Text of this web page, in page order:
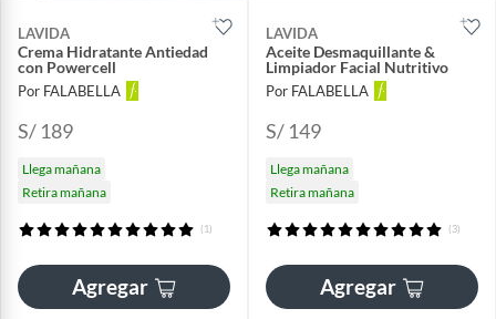
LAVIDA
Crema Hidratante Antiedad
con Powercell
Por FALABELLA
S/ 189
Llega mañana
Retira mañana
(1)
Agregar
LAVIDA
Aceite Desmaquillante &
Limpiador Facial Nutritivo
Por FALABELLA
S/ 149
Llega mañana
Retira mañana
(3)
Agregar